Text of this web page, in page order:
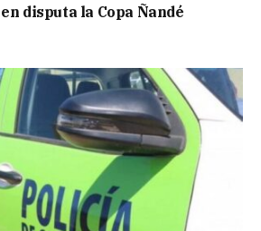
disputa la Copa Ñandé